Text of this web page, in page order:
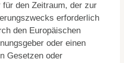
für den Zeitraum, der zur
erforderlich
den Europäischen
oder einen
Gesetzen oder